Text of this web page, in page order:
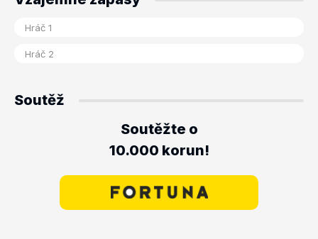
Soutěž
Soutěžte o
10.000 korun!